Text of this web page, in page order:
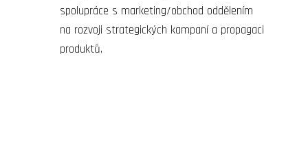
spolupráce s marketing/obchod oddělením
na rozvoji strategických kampaní a propagaci
produktů.